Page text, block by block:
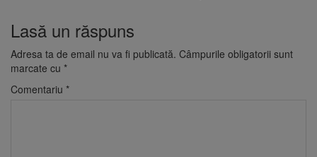
Lasă un răspuns
Adresa ta de email nu va fi publicată. Câmpurile obligatorii sunt
marcate cu *
Comentariu *